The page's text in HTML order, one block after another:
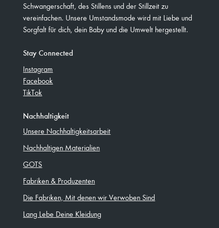
Schwangerschaft, des Stillens und der Stillzeit zu
vereinfachen. Unsere Umstandsmode wird mit Liebe und
Sorgfalt für dich, dein Baby und die Umwelt hergestellt.
Stay Connected
Instagram
Facebook
TikTok
Nachhaltigkeit
Unsere Nachhaltigkeitsarbeit
Nachhaltigen Materialien
GOTS
Fabriken & Produzenten
Die Fabriken, Mit denen wir Verwoben Sind
Lang Lebe Deine Kleidung